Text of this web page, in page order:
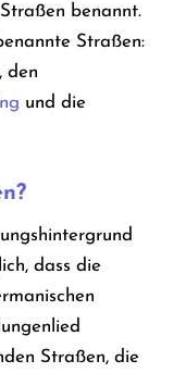
benannt.
Straßen:
, den
und die
dass die
Straßen, die